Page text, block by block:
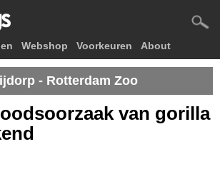
Webshop Voorkeuren About
- Rotterdam Zoo
van gorilla